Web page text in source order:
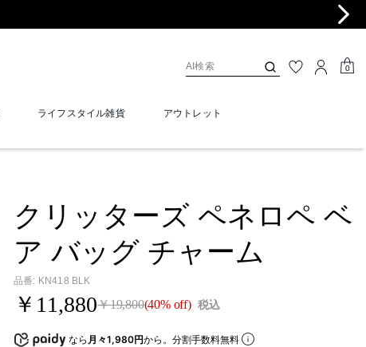
0
ライフスタイル雑貨 アウトレット
クリッターズ ペネロペ ベ
ア バッグ チャーム
品番: KN418 BLK
￥11,880￥19,800(40% off) 税込
なら 月々1,980円から。分割手数料無料